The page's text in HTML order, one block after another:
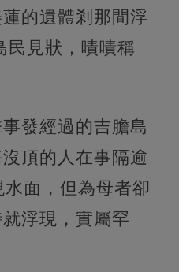
的遺體剎那間浮
民見狀，嘖嘖稱
發經過的吉膽島
頂的人在事隔逾
面，但為母者卻
浮現，實屬罕